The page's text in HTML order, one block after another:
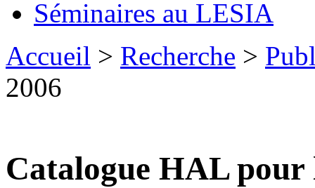
Séminaires au LESIA
Accueil > Recherche >
2006
Catalogue HAL pour